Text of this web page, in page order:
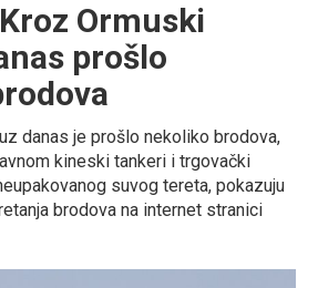
Ormuski
prošlo
danas je prošlo nekoliko brodova,
kineski tankeri i trgovački
suvog tereta, pokazuju
brodova na internet stranici